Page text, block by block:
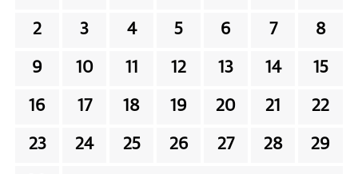
2 3 4 5 6 7 8
9 10 11 12 13 14 15
16 17 18 19 20 21 22
23 24 25 26 27 28 29